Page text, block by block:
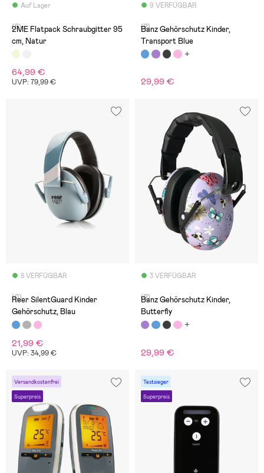
Auf Lager
(8)
2ME Flatpack Schraubgitter 95
cm, Natur
64,99 €
UVP: 79,99 €
9 VERFÜGBAR
(2)
Banz Gehörschutz Kinder,
Transport Blue
29,99 €
8 VERFÜGBAR
(0)
Reer SilentGuard Kinder
Gehörschutz, Blau
21,99 €
UVP: 34,99 €
3 VERFÜGBAR
(2)
Banz Gehörschutz Kinder,
Butterfly
29,99 €
Versandkostenfrei
Superpreis
Testsieger
Superpreis